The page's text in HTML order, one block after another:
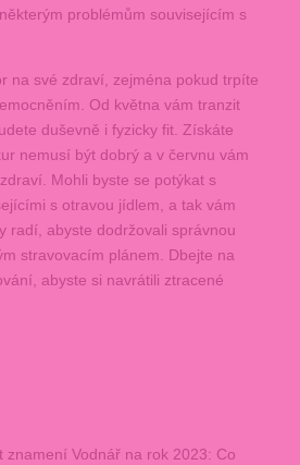
problémům souvisejícím s
na své zdraví, zejména pokud trpíte
Od května vám tranzit
duševně i fyzicky fit. Získáte
nemusí být dobrý a v červnu vám
Mohli byste se potýkat s
s otravou jídlem, a tak vám
radí, abyste dodržovali správnou
stravovacím plánem. Dbejte na
abyste si navrátili ztracené
znamení Vodnář na rok 2023: Co